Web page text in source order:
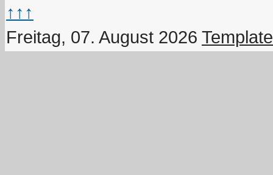
↑↑↑
Freitag, 07. August 2026